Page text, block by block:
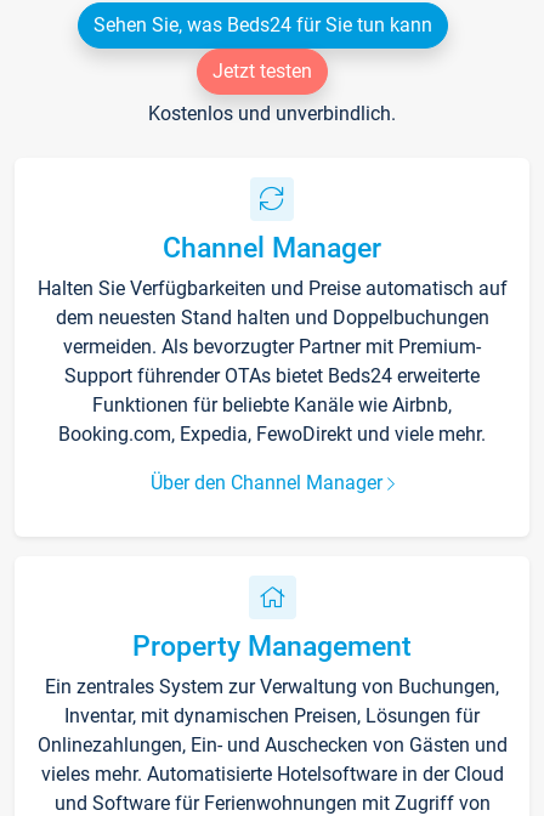
Sehen Sie, was Beds24 für Sie tun kann
Jetzt testen
Kostenlos und unverbindlich.
Channel Manager
Halten Sie Verfügbarkeiten und Preise automatisch auf
dem neuesten Stand halten und Doppelbuchungen
vermeiden. Als bevorzugter Partner mit Premium-
Support führender OTAs bietet Beds24 erweiterte
Funktionen für beliebte Kanäle wie Airbnb,
Booking.com, Expedia, FewoDirekt und viele mehr.
Über den Channel Manager
Property Management
Ein zentrales System zur Verwaltung von Buchungen,
Inventar, mit dynamischen Preisen, Lösungen für
Onlinezahlungen, Ein- und Auschecken von Gästen und
vieles mehr. Automatisierte Hotelsoftware in der Cloud
und Software für Ferienwohnungen mit Zugriff von